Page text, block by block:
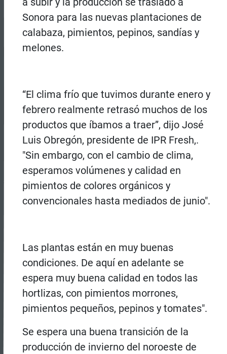
Sonora para las nuevas plantaciones de
calabaza, pimientos, pepinos, sandías y
melones.
“El clima frío que tuvimos durante enero y
febrero realmente retrasó muchos de los
productos que íbamos a traer”, dijo José
Luis Obregón, presidente de IPR Fresh,.
"Sin embargo, con el cambio de clima,
esperamos volúmenes y calidad en
pimientos de colores orgánicos y
convencionales hasta mediados de junio".
Las plantas están en muy buenas
condiciones. De aquí en adelante se
espera muy buena calidad en todos las
hortlizas, con pimientos morrones,
pimientos pequeños, pepinos y tomates".
Se espera una buena transición de la
producción de invierno del noroeste de